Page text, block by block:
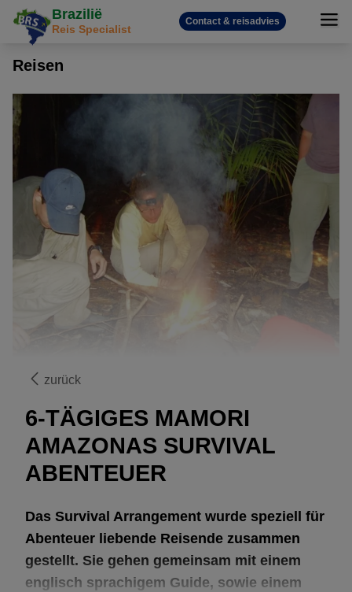
Brazilië
Reis Specialist
Contact & reisadvies
Reisen
zurück
6-TÄGIGES MAMORI
AMAZONAS SURVIVAL
ABENTEUER
Das Survival Arrangement wurde speziell für
Abenteuer liebende Reisende zusammen
gestellt. Sie gehen gemeinsam mit einem
englisch sprachigem Guide, sowie einem